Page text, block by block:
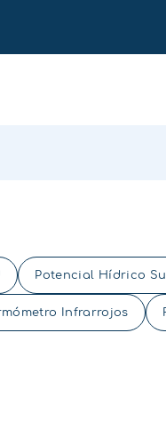
Potencial Hídrico
Infrarrojos